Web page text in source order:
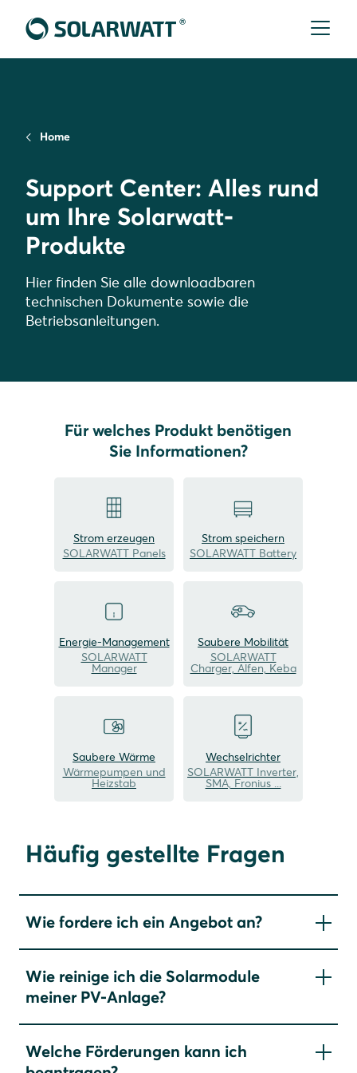
Home
Support Center: Alles rund
um Ihre Solarwatt-
Produkte
Hier finden Sie alle downloadbaren
technischen Dokumente sowie die
Betriebsanleitungen.
Für welches Produkt benötigen
Sie Informationen?
Strom erzeugen
SOLARWATT Panels
Strom speichern
SOLARWATT Battery
Energie-Management
SOLARWATT
Manager
Saubere Mobilität
SOLARWATT
Charger, Alfen, Keba
Saubere Wärme
Wärmepumpen und
Heizstab
Wechselrichter
SOLARWATT Inverter,
SMA, Fronius ...
Häufig gestellte Fragen
Wie fordere ich ein Angebot an?
Bitte nutzen Sie hierfür unser Kontaktformular
detaillierter Ihre Angaben, desto besser können
wir auf Ihre Anforderungen eingehen. Einer
unserer Partner oder unser eigenes
Planungsteam wird sich mit Ihnen in Verbindung
setzen und mit Ihnen zusammen ein persönliches,
Wie reinige ich die Solarmodule
meiner PV-Anlage?
Grundsätzlich ist ein eigenhändiges Reinigen der
Module nicht notwendig. Durch die Beschichtung
Welche Förderungen kann ich